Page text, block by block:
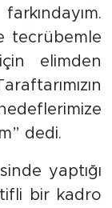
tecrübemle
elimden
dedi.
yaptığı
bir kadro